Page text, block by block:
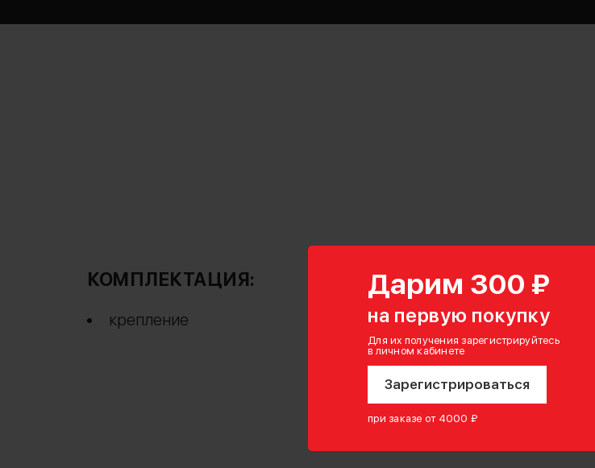
Дарим 300 ₽
на первую покупку
Для их получения зарегистрируйтесь
в личном кабинете
Зарегистрироваться
при заказе от 4000 ₽
КОМПЛЕКТАЦИЯ:
крепление